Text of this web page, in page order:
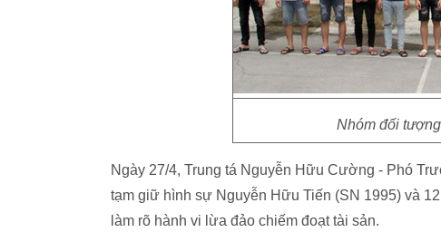
Nhóm đối
Ngày 27/4, Trung tá Nguyễn Hữu Cường - Phó
tạm giữ hình sự Nguyễn Hữu Tiến (SN 1995) và
làm rõ hành vi lừa đảo chiếm đoạt tài sản.